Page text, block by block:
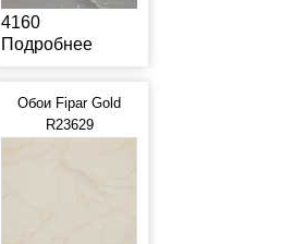
4160
Подробнее
Обои Fipar Gold
R23629